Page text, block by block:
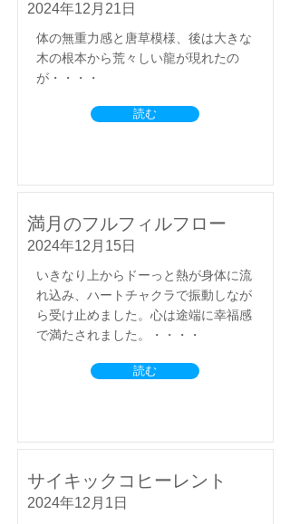
2024年12月21日
体の無重力感と唐草模様、後は大きな
木の根本から荒々しい龍が現れたの
が・・・・
読む
満月のフルフィルフロー
2024年12月15日
いきなり上からドーっと熱が身体に流
れ込み、ハートチャクラで振動しなが
ら受け止めました。心は途端に幸福感
で満たされました。・・・・
読む
サイキックコヒーレント
2024年12月1日